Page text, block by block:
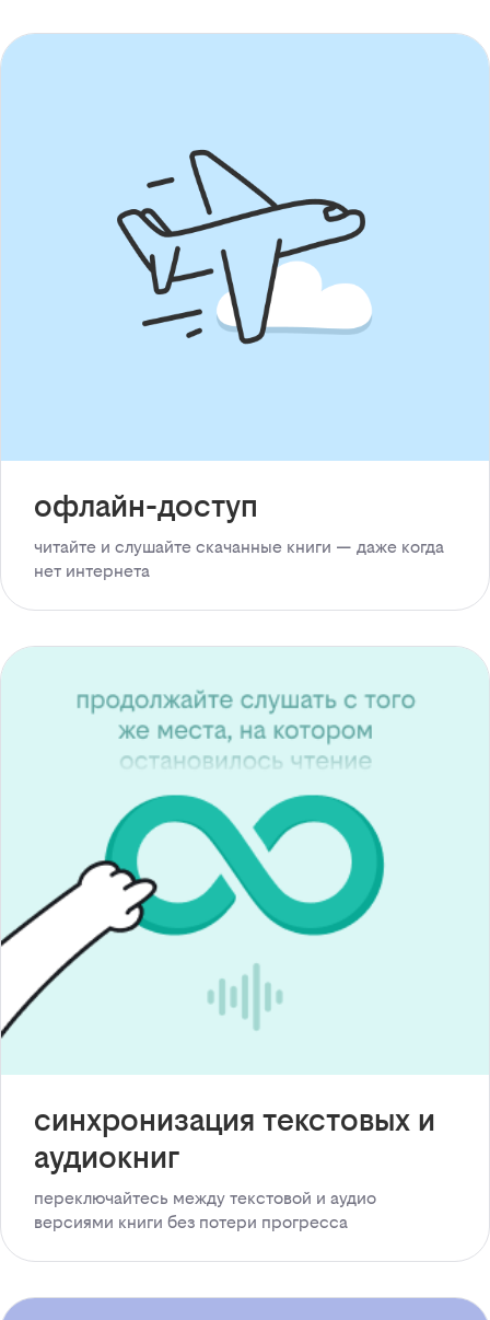
офлайн-доступ
читайте и слушайте скачанные книги — даже когда
нет интернета
синхронизация текстовых и
аудиокниг
переключайтесь между текстовой и аудио
версиями книги без потери прогресса